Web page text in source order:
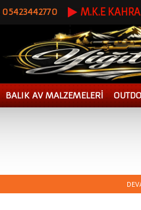
05423442770 M.K.E
BALIK AV MALZEMELERİ